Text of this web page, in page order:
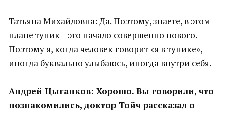
Татьяна Михайловна: Да. Поэтому, знаете, в этом
плане тупик – это начало совершенно нового.
Поэтому я, когда человек говорит «я в тупике»,
иногда буквально улыбаюсь, иногда внутри себя.
Андрей Цыганков: Хорошо. Вы говорили, что
познакомились, доктор Тойч рассказал о